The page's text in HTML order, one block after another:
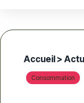
Accueil>
Consommation